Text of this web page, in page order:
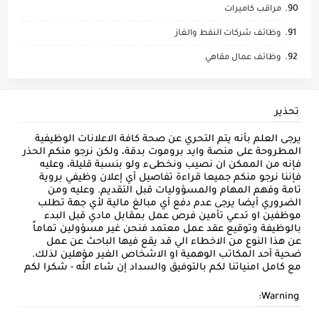
مراقب كاميرات
وظائف شركات النفط والغاز
وظائف عمال مقاهي
تحذير
يرجى العلم بأنه يتم التحري عن صحة كافة الاعلانات الوظيفية
المطروحة على منصة وايد بروموت بدقة، ولكن نرجو منكم الحذر
فإنه من الممكن ان نصيب ونخطىء ولو بنسبة قليلة، وعليه
فإننا نرجو منكم جميعا قراءة تفاصيل أي إعلان وظيفي بروية
تامة وفهم المهام والمسؤوليات قبل التقديم. وعليه ومن
الضروري أيضا يرجى عدم دفع أي مبالغ مالية لأي جهة تطلب
موظفين او تدعي تأمين فرص عمل بمقابل مادي قبل البدء
بالوظيفة وتوقيع عقد عمل معتمد فنحن غير مسؤولين تماماً
عن هذا النوع من الاخطاء الي قد يقع فيها الباحث عن عمل
ضحية أحد المكاتب الوهمية او الاشخاص الغير مؤهلين لذلك.
مع كامل امنياتنا لكم بالتوفيق والسداد إن شاء الله - شكرا لكم
Warning: